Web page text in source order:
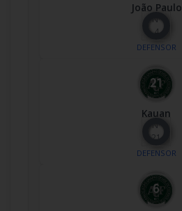
João Paulo
Nº
4
DEFENSOR
Kauan
Nº
21
DEFENSOR